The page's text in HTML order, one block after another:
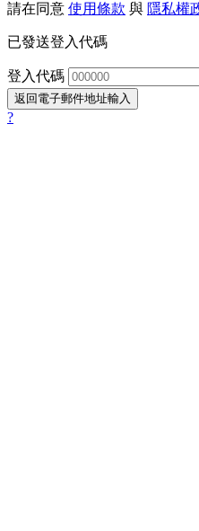
請在同意 使用條款 與 隱私權
已發送登入代碼
登入代碼
返回電子郵件地址輸入
?